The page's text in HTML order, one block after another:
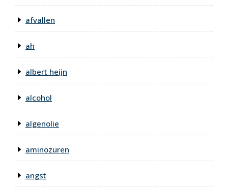
afvallen
ah
albert heijn
alcohol
algenolie
aminozuren
angst